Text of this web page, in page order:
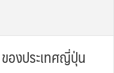
องประเทศญี่ปุ่น